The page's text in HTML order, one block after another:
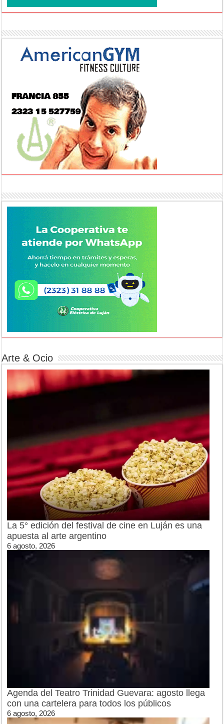
Arte & Ocio
La 5° edición del festival de cine en Luján es una
apuesta al arte argentino
6 agosto, 2026
Agenda del Teatro Trinidad Guevara: agosto llega
con una cartelera para todos los públicos
6 agosto, 2026